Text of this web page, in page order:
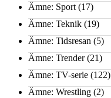
Ämne: Sport (17)
Ämne: Teknik (19)
Ämne: Tidsresan (5)
Ämne: Trender(21)
Ämne: TV-serie (122)
Ämne: Wrestling (2)